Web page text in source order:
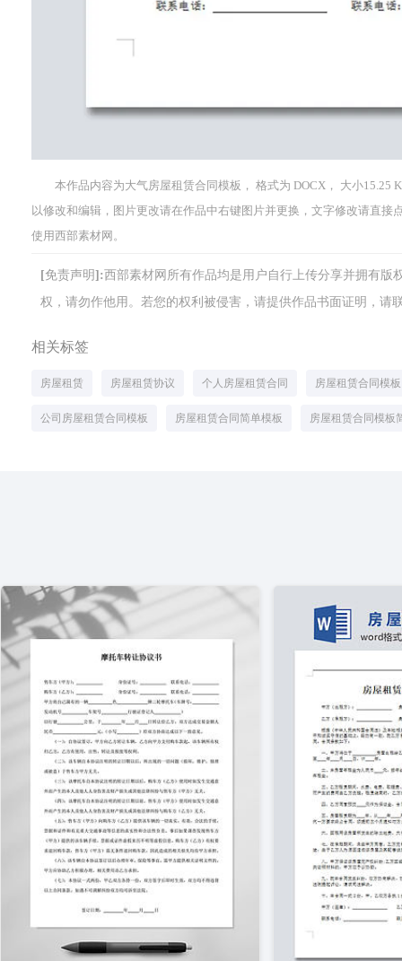
本作品内容为大气房屋租赁合同模板， 格式为 DOCX， 大小15.25
以修改和编辑，图片更改请在作品中右键图片并更换，文字修改请直
使用西部素材网。
[免责声明]:西部素材网所有作品均是用户自行上传分享并拥有版
权，请勿作他用。若您的权利被侵害，请提供作品书面证明，请
相关标签
房屋租赁 房屋租赁协议 个人房屋租赁合同 房屋租赁合同模板
公司房屋租赁合同模板 房屋租赁合同简单模板 房屋租赁合同模板